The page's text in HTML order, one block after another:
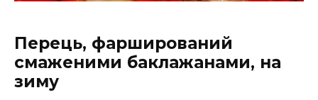
Перець, фарширований
смаженими баклажанами, на
зиму